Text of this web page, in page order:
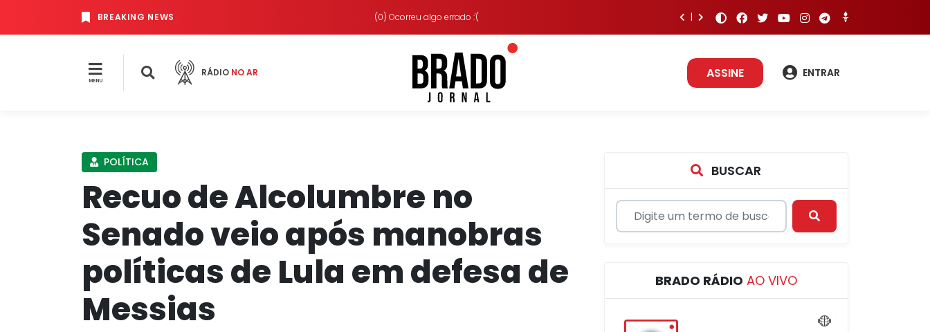
BREAKING NEWS (0) Ocorreu algo errado :'(
MENU
RÁDIO NO AR ASSINE ENTRAR
POLÍTICA
Recuo de Alcolumbre no
Senado veio após manobras
políticas de Lula em defesa de
Messias
BUSCAR
BRADO RÁDIO AO VIVO